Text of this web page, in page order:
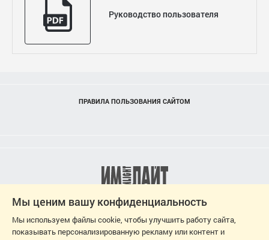
Руководство пользователя
ПРАВИЛА ПОЛЬЗОВАНИЯ САЙТОМ
Мы ценим вашу конфиденциальность
Мы используем файлы cookie, чтобы улучшить работу сайта,
показывать персонализированную рекламу или контент и